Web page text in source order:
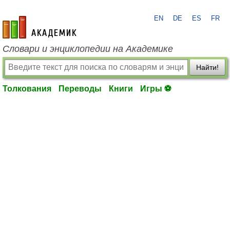
academic.ru
EN DE ES FR
Словари и энциклопедии на Академике
Найти!
Толкования Переводы Книги Игры ⚽